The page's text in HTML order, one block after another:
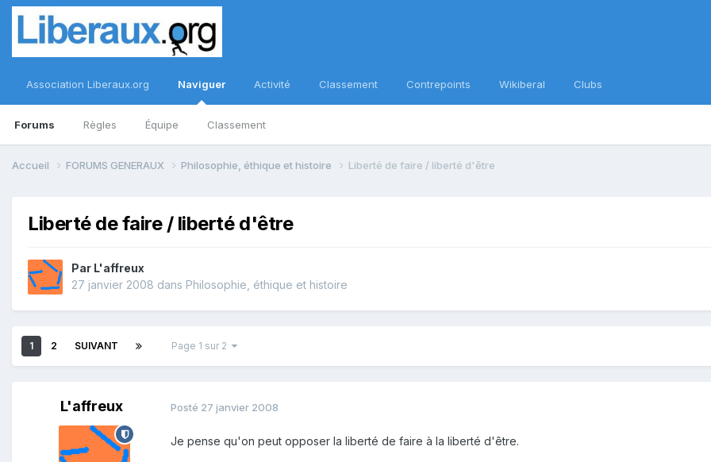
Association Liberaux.org Naviguer
Forums Règles Équipe Classement
Activité Classement Contrepoints Wikiberal Clubs
Accueil FORUMS GENERAUX Philosophie, éthique et histoire Liberté de faire / liberté d'être
Liberté de faire / liberté d'être
Par L'affreux
27 janvier 2008 dans Philosophie, éthique et histoire
1 2 SUIVANT Page 1 sur 2
L'affreux Posté 27 janvier 2008
Je pense qu'on peut opposer la liberté de faire à la liberté d'être.